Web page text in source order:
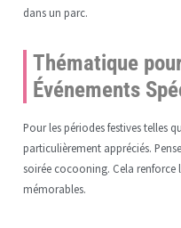
dans un parc.
Thématique
Événements
Pour les périodes festives telles
particulièrement appréciés.
soirée cocooning. Cela renforce
mémorables.